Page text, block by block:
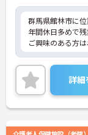
群馬県館林市に位
年間休日多めで残
ご興味のある方
詳細